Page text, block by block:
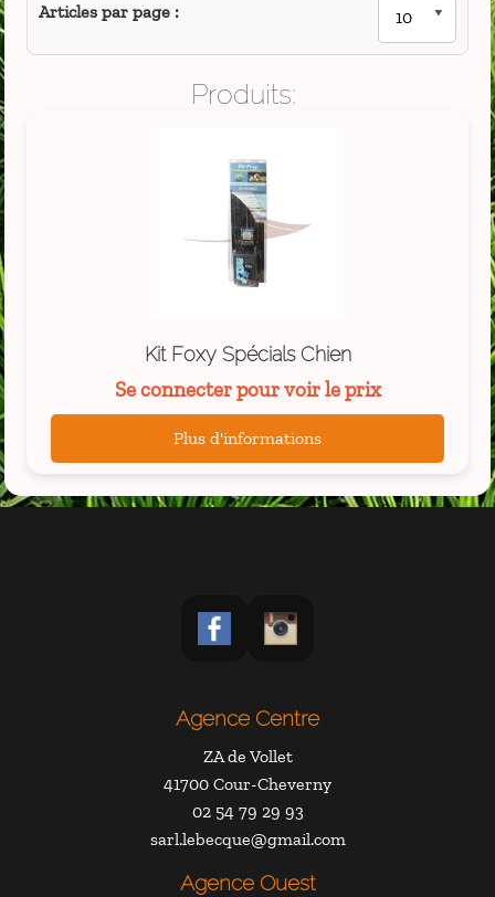
Articles par page :
Produits:
Kit Foxy Spécials Chien
Se connecter pour voir le prix
Plus d'informations
Agence Centre
ZA de Vollet
41700 Cour-Cheverny
02 54 79 29 93
sarl.lebecque@gmail.com
Agence Ouest